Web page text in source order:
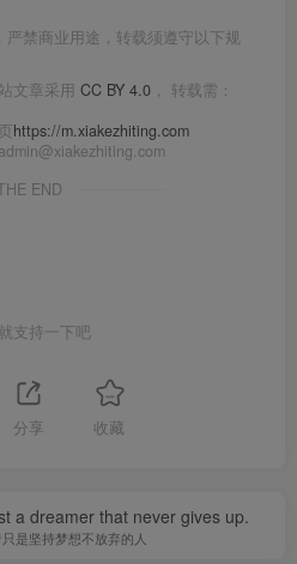
禁商业用途，转载须遵守以下规
文章采用 CC BY 4.0 ， 转载需：
https://m.xiakezhiting.com
END
支持一下吧
分享 收藏
a dreamer that never gives up.
是坚持梦想不放弃的人